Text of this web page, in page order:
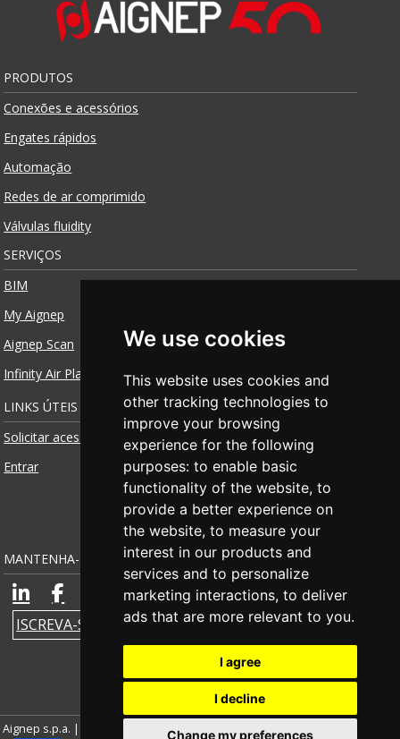
We use cookies
This website uses cookies and
other tracking technologies to
improve your browsing
experience for the following
purposes: to enable basic
functionality of the website, to
provide a better experience on
the website, to measure your
interest in our products and
services and to personalize
marketing interactions, to deliver
ads that are more relevant to you.
I agree
I decline
Change my preferences
PRODUTOS
Conexões e acessórios
Engates rápidos
Automação
Redes de ar comprimido
Válvulas fluidity
SERVIÇOS
BIM
My Aignep
Aignep Scan
Infinity Air Planner
LINKS ÚTEIS
Solicitar acesso
Entrar
MANTENHA-SE CONECTADO
ISCREVA-SE NA NOSSA NEWSLETTER
Aignep s.p.a. | Número de IVA IT00579210980 | Credits